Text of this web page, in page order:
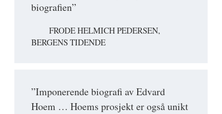
biografien”
FRODE HELMICH PEDERSEN,
BERGENS TIDENDE
”Imponerende biografi av Edvard
Hoem … Hoems prosjekt er også unikt